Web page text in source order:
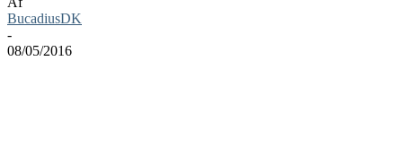
BucadiusDK
-
08/05/2016